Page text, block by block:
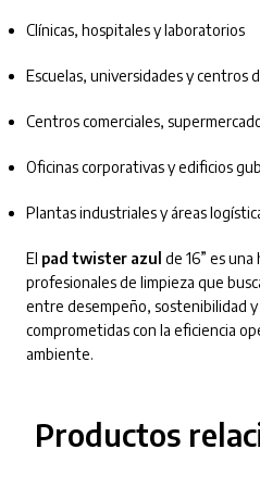
Clínicas, hospitales y laboratorios
Escuelas, universidades y centros
Centros comerciales,
Oficinas corporativas y edificios
Plantas industriales y áreas
El pad twister azul de 16” es
profesionales de limpieza que
entre desempeño, sostenibilidad y
comprometidas con la eficiencia
ambiente.
Productos